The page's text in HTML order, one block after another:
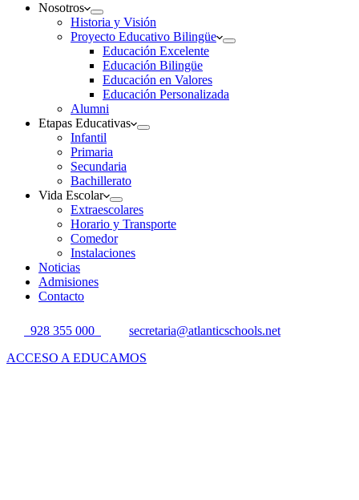
Nosotros
Historia y Visión
Proyecto Educativo Bilingüe
Educación Excelente
Educación Bilingüe
Educación en Valores
Educación Personalizada
Alumni
Etapas Educativas
Infantil
Primaria
Secundaria
Bachillerato
Vida Escolar
Extraescolares
Horario y Transporte
Comedor
Instalaciones
Noticias
Admisiones
Contacto
928 355 000
secretaria@atlanticschools.net
ACCESO A EDUCAMOS